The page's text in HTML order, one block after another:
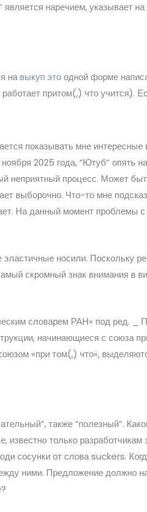
наречием, указывает
навыкуп этоодной форме
притом(,) что учится).
показывать мне
2025 года, “Ютуб” опять
неприятный процесс. Может
выборочно. Что-то мне
На данный момент проблемы
носили. Поскольку
скромный знак внимания в
словарем РАН» под ред.
начинающиеся с союза
«при том(,) что»,
также “полезный”.
только разработчикам
сосунки от слова suckers.
ними. Предложение должно